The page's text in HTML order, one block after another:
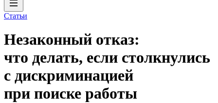
Статьи
Незаконный отказ:
что делать, если столкнулись
с дискриминацией
при поиске работы